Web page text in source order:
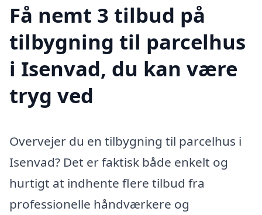
Få nemt 3 tilbud på
tilbygning til parcelhus
i Isenvad, du kan være
tryg ved
Overvejer du en tilbygning til parcelhus i
Isenvad? Det er faktisk både enkelt og
hurtigt at indhente flere tilbud fra
professionelle håndværkere og